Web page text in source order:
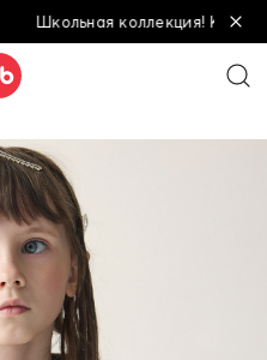
Школьная коллекция! Купи